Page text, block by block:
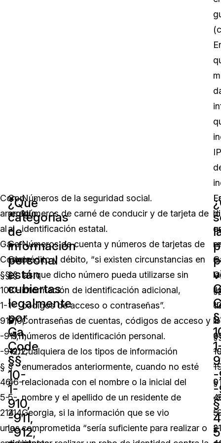
IP
Con
arreglo
al
Ga.
Code
§§
10-
1-
910,
-911,
-912;
§
46-
5-
214,
una
¿Qué
categorías
de
información
personal
están
cubiertas
legalmente
por
Ga.
Code
§§
10-
1-
910,
-911,
-912;
Con
arreglo
al
Ga.
Code
§§
10-
1-
910,
-911,
-912;
§
46-
5-
214,
los
Números de la seguridad social.
Números de carné de conducir y de tarjeta de
identificación estatal.
Números de cuenta y números de tarjetas de
crédito y débito, “si existen circunstancias en
las que dicho número pueda utilizarse sin
información de identificación adicional,
códigos de acceso o contraseñas”.
Contraseñas de cuentas, códigos de acceso y
números de identificación personal.
Cualquiera de los tipos de información
enumerados anteriormente, cuando no esté
relacionada con el nombre o la inicial del
nombre y el apellido de un residente de
Georgia, si la información que se vio
comprometida “sería suficiente para realizar o
-
-
§
lo
a
la
1-
-
-
§
1-
-
-
§